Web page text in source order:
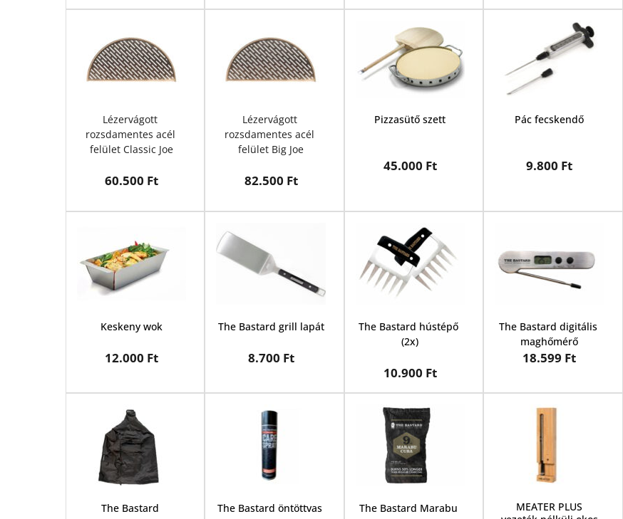
Lézervágott
rozsdamentes acél
felület Classic Joe
60.500 Ft
Lézervágott
rozsdamentes acél
felület Big Joe
82.500 Ft
Pizzasütő szett
45.000 Ft
Pác fecskendő
9.800 Ft
Keskeny wok
12.000 Ft
The Bastard grill lapát
8.700 Ft
The Bastard hústépő
(2x)
10.900 Ft
The Bastard digitális
maghőmérő
18.599 Ft
The Bastard
The Bastard öntöttvas
The Bastard Marabu
MEATER PLUS